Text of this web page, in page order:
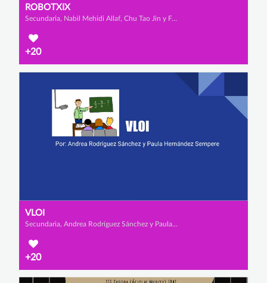
ROBOTXIX
Secundaria, Nabil Mehidi Allaf, Chu Tao Jin y Francisco Castro Martínez
+20
VLOI
Secundaria, Andrea Rodríguez Sánchez y Paula Hernández Sempere
+20